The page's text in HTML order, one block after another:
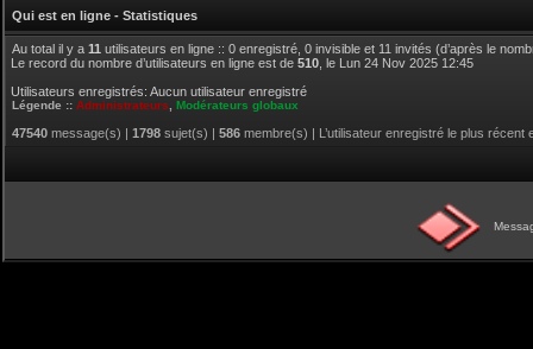
Qui est en ligne - Statistiques
Au total il y a 11 utilisateurs en ligne :: 0 enregistré, 0 invisible et 11 invités (d’après le
Le record du nombre d’utilisateurs en ligne est de 510 , le Lun 24 Nov 2025 12:45
Utilisateurs enregistrés: Aucun utilisateur enregistré
Légende :: Administrateurs Modérateurs globaux
47540 message(s) | 1798 sujet(s) | 586 membre(s) | L’utilisateur enregistré le plus récent